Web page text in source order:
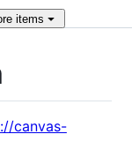
items
canvas-